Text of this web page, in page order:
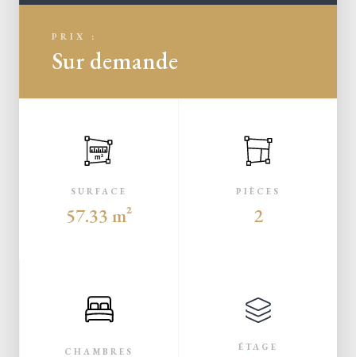
PRIX :
Sur demande
m²
SURFACE
57.33 m²
PIÈCES
2
CHAMBRES ÉTAGE